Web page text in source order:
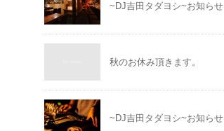
~DJ吉田タダヨシ~お知らせ
秋のお休み頂きます。
~DJ吉田タダヨシ~お知らせ